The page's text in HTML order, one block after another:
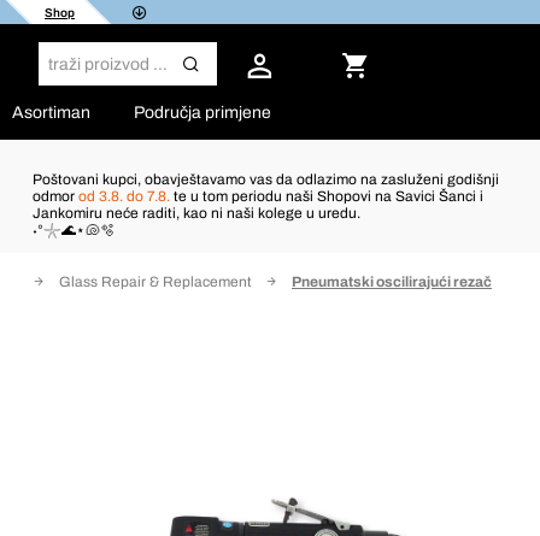
Shop
Asortiman Područja primjene
Poštovani kupci, obavještavamo vas da odlazimo na zasluženi godišnji
odmor od 3.8. do 7.8. te u tom periodu naši Shopovi na Savici Šanci i
Jankomiru neće raditi, kao ni naši kolege u uredu.
˖°𓇼🌊⋆🐚🫧
Glass Repair & Replacement Pneumatski oscilirajući rezač